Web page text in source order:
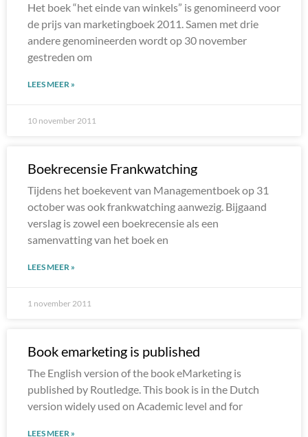
Het boek “het einde van winkels” is genomineerd voor
de prijs van marketingboek 2011. Samen met drie
andere genomineerden wordt op 30 november
gestreden om
LEES MEER »
10 november 2011
Boekrecensie Frankwatching
Tijdens het boekevent van Managementboek op 31
october was ook frankwatching aanwezig. Bijgaand
verslag is zowel een boekrecensie als een
samenvatting van het boek en
LEES MEER »
1 november 2011
Book emarketing is published
The English version of the book eMarketing is
published by Routledge. This book is in the Dutch
version widely used on Academic level and for
LEES MEER »